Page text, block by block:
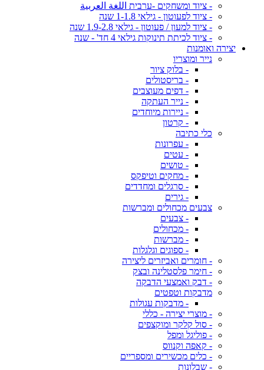
- ציוד ומשחקים -ערבית اللغة العربية
- ציוד לפעוטון - גילאי 1-1.8 שנה
- ציוד למעון / פעוטון - גילאי 1.9-2.8 שנה
- ציוד לכיתת תינוקות גילאי 4 חד' - שנה
יצירה ואומנות
נייר ומוצריו
- בלוק ציור
- בריסטולים
- דפים מעוצבים
- נייר העתקה
- ניירות מיוחדים
- קרטון
כלי כתיבה
- עפרונות
- עטים
- טושים
- מחקים וטיפקס
- סרגלים ומחדדים
- גירים
צבעים מכחולים ומברשות
- צבעים
- מכחולים
- מברשות
- ספוגים וגלגלות
- חומרים ואביזרים ליצירה
- חימר פלסטלינה ובצק
- דבק ואמצעי הדבקה
מדבקות וטפטים
- מדבקות עגולות
- מוצרי יצירה - כללי
- סול קלקר ומוקצפים
- פוליגל ומפל
- קאפה וקנווס
- כלים מכשירים ומספריים
- שבלונות